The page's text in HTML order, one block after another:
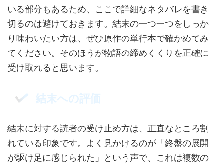
いる部分もあるため、ここで詳細なネタバレを書き
切るのは避けておきます。結末の一つ一つをしっか
り味わいたい方は、ぜひ原作の単行本で確かめてみ
てください。そのほうが物語の締めくくりを正確に
受け取れると思います。
結末への評価
結末に対する読者の受け止め方は、正直なところ割
れている印象です。よく見かけるのが「終盤の展開
が駆け足に感じられた」という声で、これは複数の